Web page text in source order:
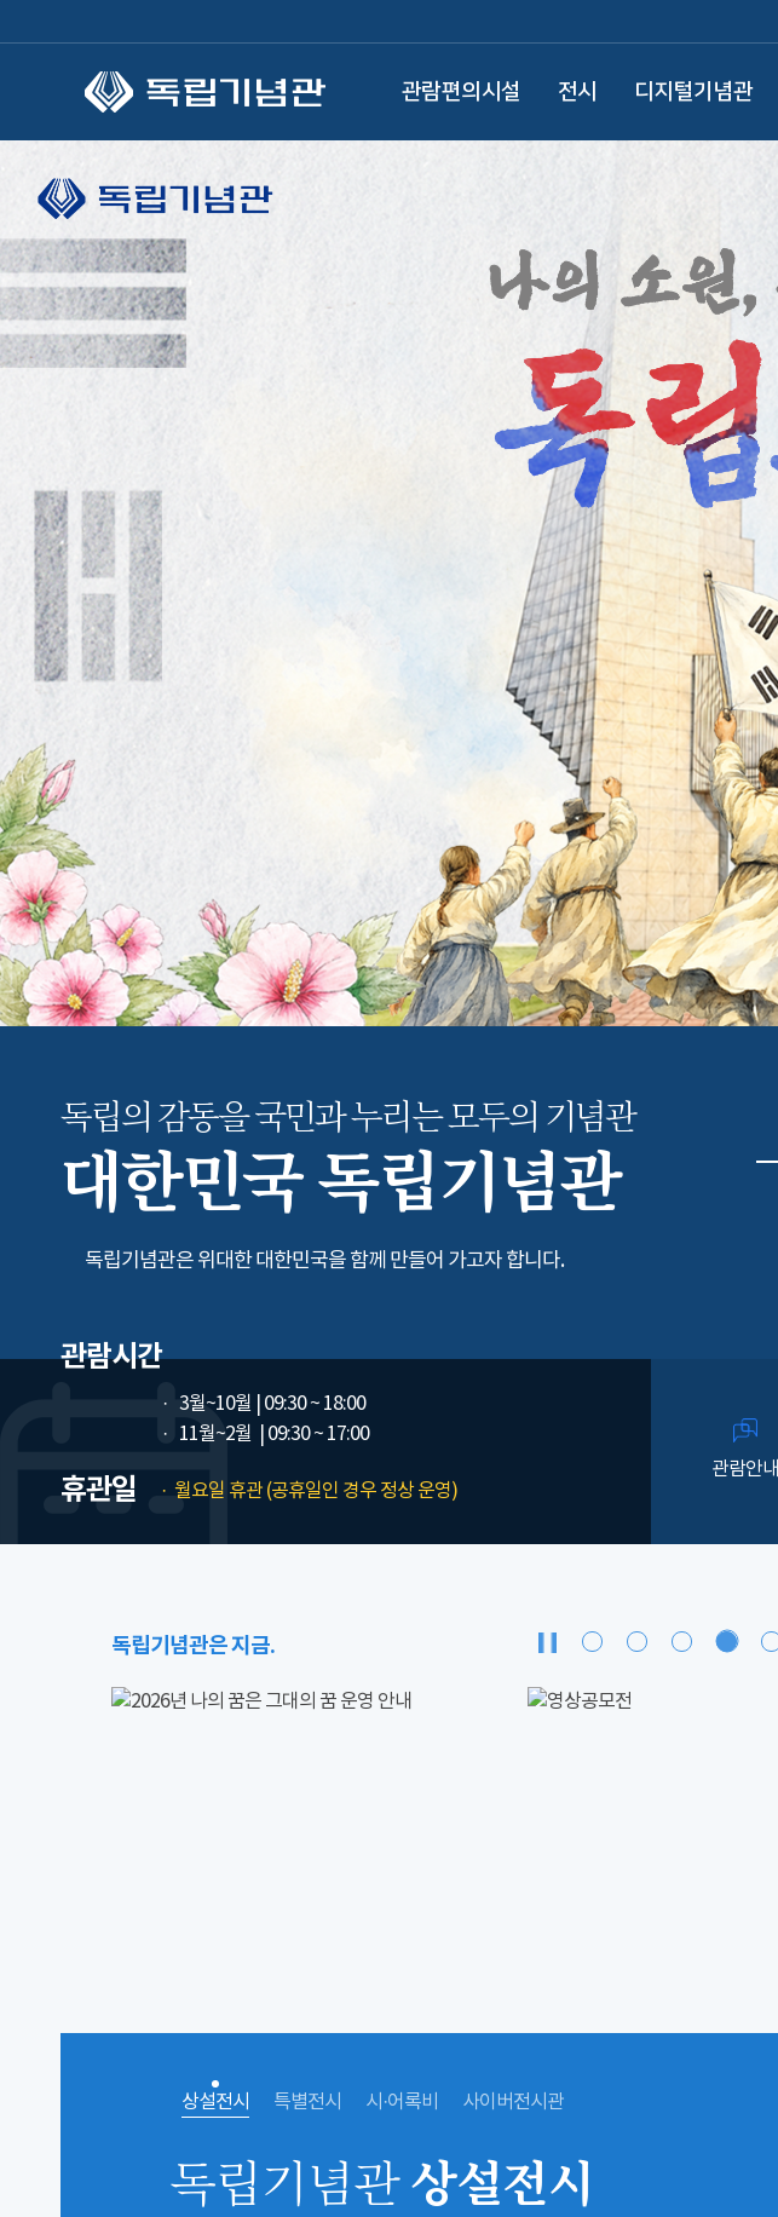
관람편의시설 전시 디지털기념관
독립의 감동을 국민과 누리는모두의 기념관
대한민국 독립기념관
독립기념관은 위대한 대한민국을 함께 만들어 가고자 합니다.
관람시간
3월~10월
| 09:30 ~ 18:00
11월~2월
| 09:30 ~ 17:00
휴관일 월요일 휴관 (공휴일인 경우 정상 운영)
관람안내
독립기념관은 지금.
상설전시 특별전시 시·어록비 사이버전시관
독립기념관상설전시